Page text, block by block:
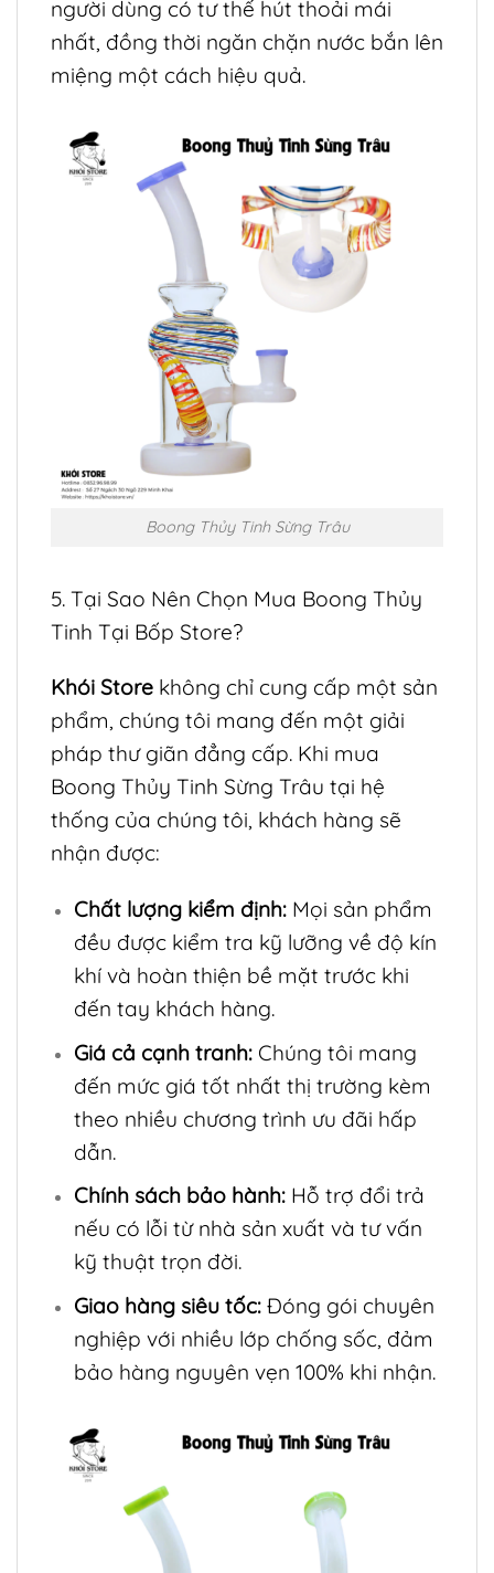
người dùng có tư thế hút thoải mái
nhất, đồng thời ngăn chặn nước bắn lên
miệng một cách hiệu quả.
Boong Thủy Tinh Sừng Trâu
5. Tại Sao Nên Chọn Mua Boong Thủy
Tinh Tại Bốp Store?
Khói Store không chỉ cung cấp một sản
phẩm, chúng tôi mang đến một giải
pháp thư giãn đẳng cấp. Khi mua
Boong Thủy Tinh Sừng Trâu tại hệ
thống của chúng tôi, khách hàng sẽ
nhận được:
Chất lượng kiểm định:Mọi sản phẩm
đều được kiểm tra kỹ lưỡng về độ kín
khí và hoàn thiện bề mặt trước khi
đến tay khách hàng.
Giá cả cạnh tranh:Chúng tôi mang
đến mức giá tốt nhất thị trường kèm
theo nhiều chương trình ưu đãi hấp
dẫn.
Chính sách bảo hành:Hỗ trợ đổi trả
nếu có lỗi từ nhà sản xuất và tư vấn
kỹ thuật trọn đời.
Giao hàng siêu tốc:Đóng gói chuyên
nghiệp với nhiều lớp chống sốc, đảm
bảo hàng nguyên vẹn 100% khi nhận.